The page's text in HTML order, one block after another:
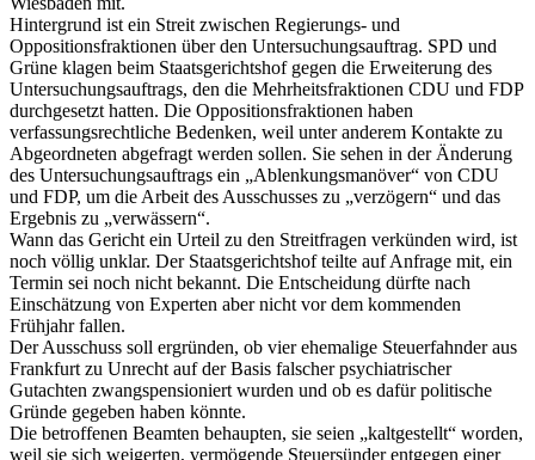
Hintergrund ist ein Streit zwischen Regierungs- und
Oppositionsfraktionen über den Untersuchungsauftrag. SPD und
Grüne klagen beim Staatsgerichtshof gegen die Erweiterung des
Untersuchungsauftrags, den die Mehrheitsfraktionen CDU und FDP
durchgesetzt hatten. Die Oppositionsfraktionen haben
verfassungsrechtliche Bedenken, weil unter anderem Kontakte zu
Abgeordneten abgefragt werden sollen. Sie sehen in der Änderung
des Untersuchungsauftrags ein „Ablenkungsmanöver“ von CDU
und FDP, um die Arbeit des Ausschusses zu „verzögern“ und das
Ergebnis zu „verwässern“.
Wann das Gericht ein Urteil zu den Streitfragen verkünden wird, ist
noch völlig unklar. Der Staatsgerichtshof teilte auf Anfrage mit, ein
Termin sei noch nicht bekannt. Die Entscheidung dürfte nach
Einschätzung von Experten aber nicht vor dem kommenden
Frühjahr fallen.
Der Ausschuss soll ergründen, ob vier ehemalige Steuerfahnder aus
Frankfurt zu Unrecht auf der Basis falscher psychiatrischer
Gutachten zwangspensioniert wurden und ob es dafür politische
Gründe gegeben haben könnte.
Die betroffenen Beamten behaupten, sie seien „kaltgestellt“ worden,
weil sie sich weigerten, vermögende Steuersünder entgegen einer